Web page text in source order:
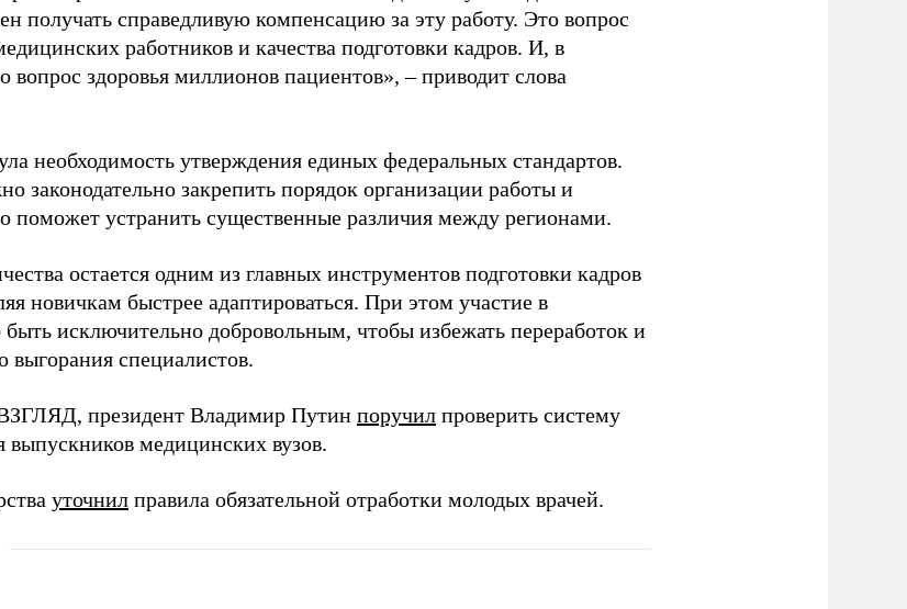
получать справедливую компенсацию за эту работу. Это вопрос
работников и качества подготовки кадров. И, в
вопрос здоровья миллионов пациентов», – приводит слова
необходимость утверждения единых федеральных стандартов.
законодательно закрепить порядок организации работы и
поможет устранить существенные различия между регионами.
остается одним из главных инструментов подготовки кадров
новичкам быстрее адаптироваться. При этом участие в
исключительно добровольным, чтобы избежать переработок и
выгорания специалистов.
ВЗГЛЯД, президент Владимир Путин поручил проверить систему
выпускников медицинских вузов.
уточнил правила обязательной отработки молодых врачей.